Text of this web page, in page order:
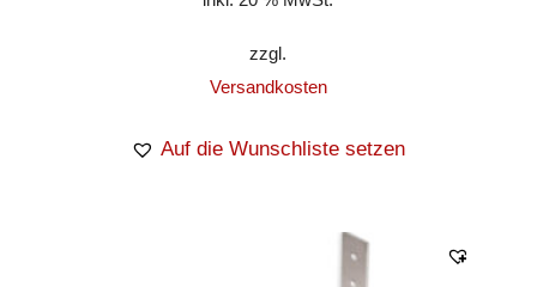
zzgl.
Versandkosten
Auf die Wunschliste setzen